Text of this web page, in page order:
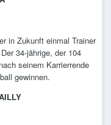
in Zukunft einmal Trainer
34-jährige, der 104
seinem Karrierrende
gewinnen.